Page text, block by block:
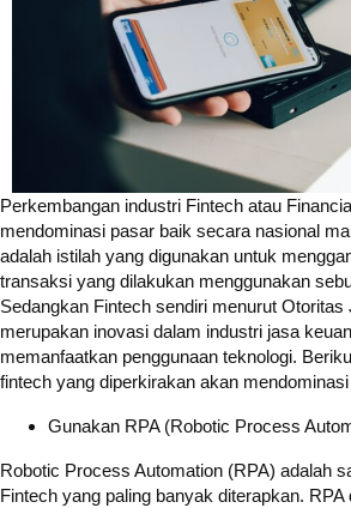
Perkembangan industri Fintech atau
mendominasi pasar baik secara nasional
adalah istilah yang digunakan untuk
transaksi yang dilakukan menggunakan
Sedangkan Fintech sendiri menurut
merupakan inovasi dalam industri jasa
memanfaatkan penggunaan teknologi.
fintech yang diperkirakan akan
Gunakan RPA (Robotic Process
Robotic Process Automation (RPA) adalah
Fintech yang paling banyak diterapkan. RPA